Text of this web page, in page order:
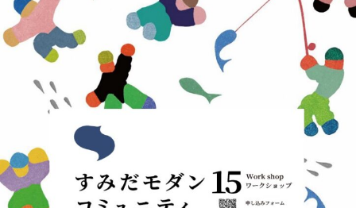
SUSTAINABLE
持続可能性
CO-CREATION
ORIGINALITY
独自性
DIVERSITY
多様性